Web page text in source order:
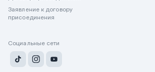
Заявление к договору
присоединения
Социальные сети